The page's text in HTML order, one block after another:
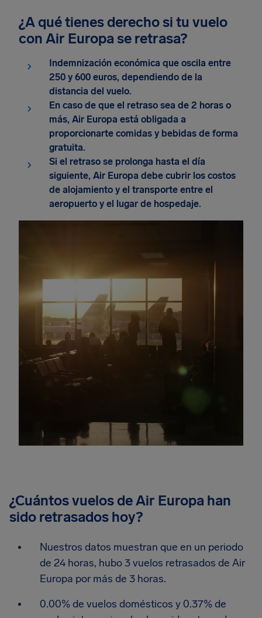
¿A qué tienes derecho si tu vuelo
con Air Europa se retrasa?
Indemnización económica que oscila entre
250 y 600 euros, dependiendo de la
distancia del vuelo.
En caso de que el retraso sea de 2 horas o
más, Air Europa está obligada a
proporcionarte comidas y bebidas de forma
gratuita.
Si el retraso se prolonga hasta el día
siguiente, Air Europa debe cubrir los costos
de alojamiento y el transporte entre el
aeropuerto y el lugar de hospedaje.
¿Cuántos vuelos de Air Europa han
sido retrasados hoy?
Nuestros datos muestran que en un periodo
de 24 horas, hubo 3 vuelos retrasados de Air
Europa por más de 3 horas.
0.00% de vuelos domésticos y 0.37% de